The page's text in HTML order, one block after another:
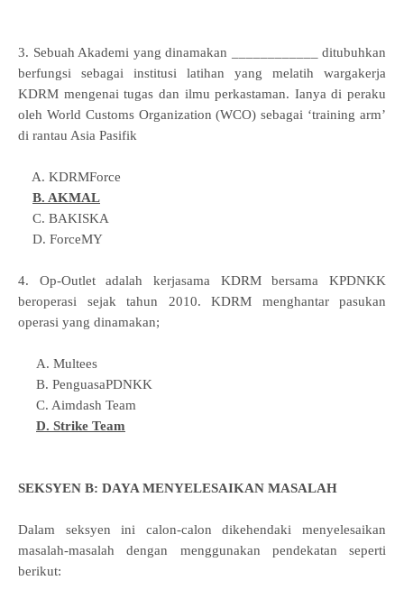
3. Sebuah Akademi yang dinamakan ____________ ditubuhkan
berfungsi sebagai institusi latihan yang melatih wargakerja
KDRM mengenai tugas dan ilmu perkastaman. Ianya di peraku
oleh World Customs Organization (WCO) sebagai ‘training arm’
di rantau Asia Pasifik
A. KDRMForce
B. AKMAL
C. BAKISKA
D. ForceMY
4. Op-Outlet adalah kerjasama KDRM bersama KPDNKK
beroperasi sejak tahun 2010. KDRM menghantar pasukan
operasi yang dinamakan;
A. Multees
B. PenguasaPDNKK
C. Aimdash Team
D. Strike Team
SEKSYEN B: DAYA MENYELESAIKAN MASALAH
Dalam seksyen ini calon-calon dikehendaki menyelesaikan
masalah-masalah dengan menggunakan pendekatan seperti
berikut: